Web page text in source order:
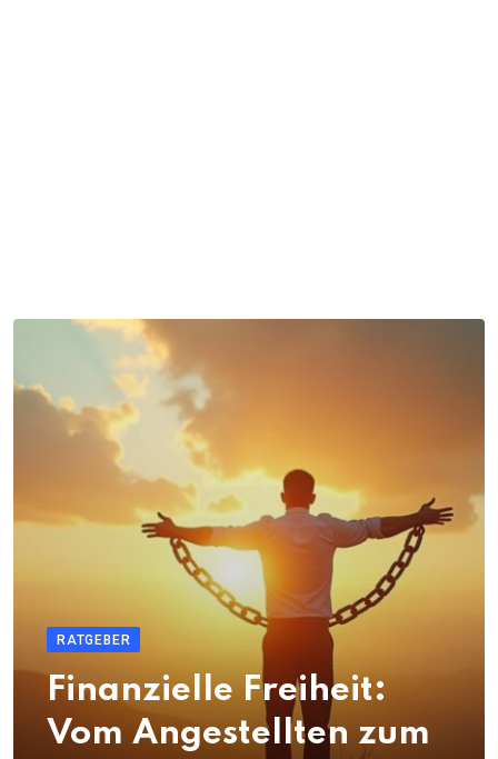
RATGEBER
Finanzielle Freiheit:
Vom Angestellten zum